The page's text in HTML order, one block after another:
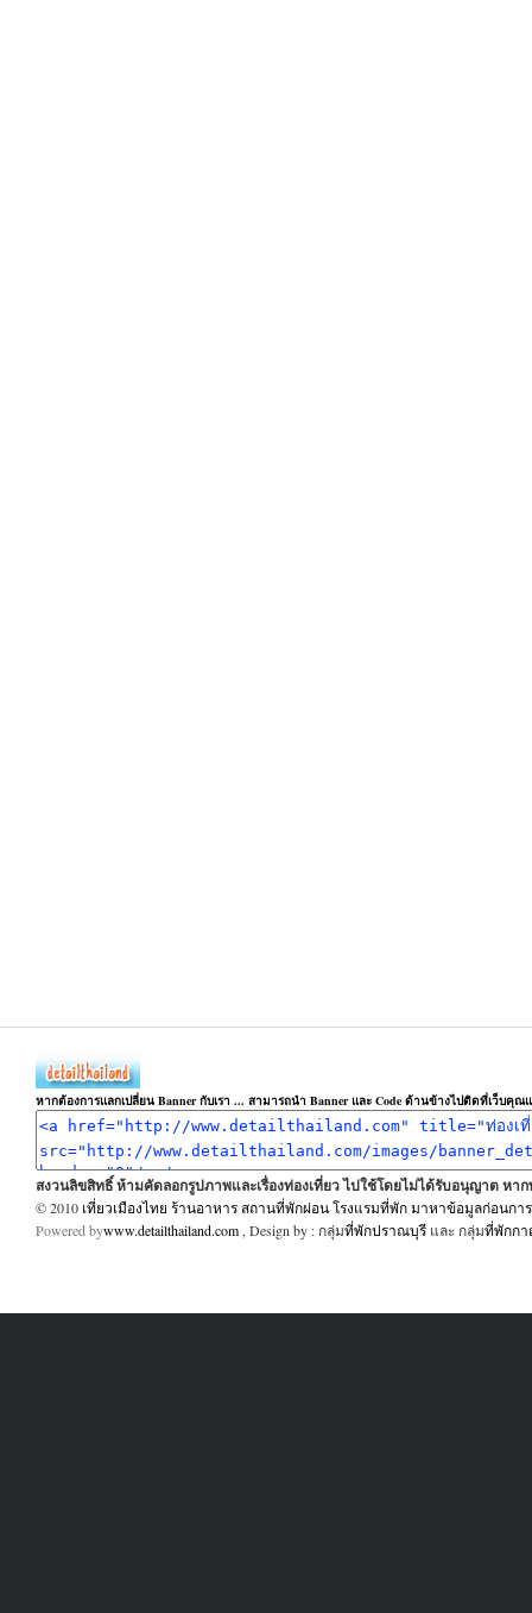
หากต้องการแลกเปลี่ยน Banner กับเรา ... สามารถนำ Banner และ Code ด้านข้างไปติดที่เว็บคุ
สงวนลิขสิทธิ์ ห้ามคัดลอกรูปภาพและเรื่องท่องเที่ยว ไปใช้โดยไม่ได้รับอนุญาต หา
© 2010 เที่ยวเมืองไทย ร้านอาหาร สถานที่พักผ่อน โรงแรมที่พัก มาหาข้อมูลก่อนการเ
Powered bywww.detailthailand.com , Design by : กลุ่มที่พักปราณบุรี และ กลุ่มที่พักกา